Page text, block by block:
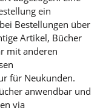
ein
Bestellungen über
Artikel, Bücher
mit anderen
für Neukunden.
anwendbar und
via